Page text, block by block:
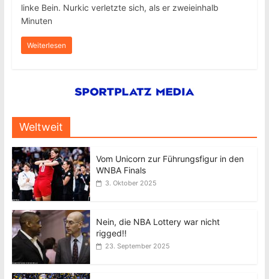
linke Bein. Nurkic verletzte sich, als er zweieinhalb
Minuten
Weiterlesen
Weltweit
Vom Unicorn zur Führungsfigur in den
WNBA Finals
3. Oktober 2025
Nein, die NBA Lottery war nicht
rigged!!
23. September 2025